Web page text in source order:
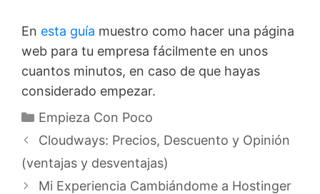
En esta guía muestro como hacer una página
web para tu empresa fácilmente en unos
cuantos minutos, en caso de que hayas
considerado empezar.
Categorías
Empieza Con Poco
Navegación
de
Cloudways: Precios, Descuento y Opinión
(ventajas y desventajas)
Mi Experiencia Cambiándome a Hostinger